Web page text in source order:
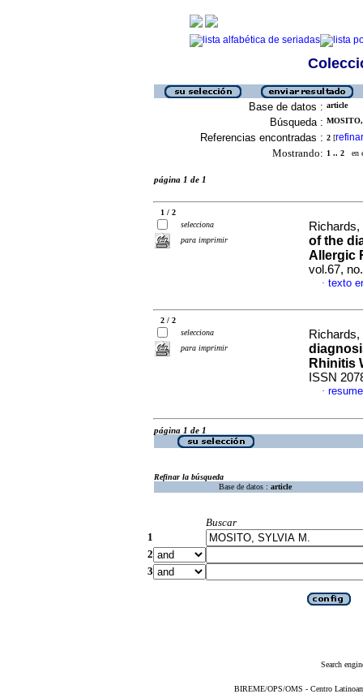
Base de datos : article
Búsqueda :
Referencias encontradas : 2 [refinar
Mostrando: 1 .. 2 en
página 1 de 1
1 / 2
selecciona
para imprimir
of the
Allergic
vol.67,
· texto
2 / 2
selecciona
para imprimir
Rhinitis
ISSN
·
página 1 de 1
Refinar la búsqueda
Base de datos : article
Buscar
1
2
3
Search
BIREME/OPS/OMS - Centro